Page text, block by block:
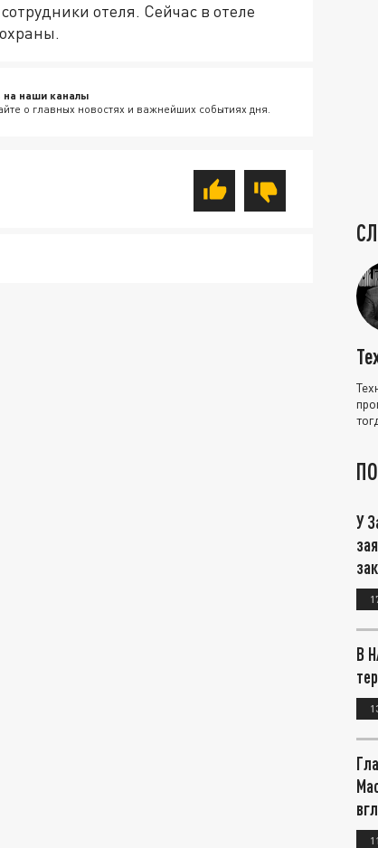
отеля. Сейчас в отеле
на наши каналы
о главных новостях и важнейших событиях дня.
У
В